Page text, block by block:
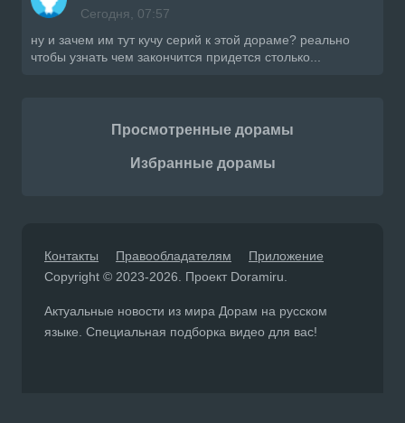
Сегодня, 07:57
ну и зачем им тут кучу серий к этой дораме? реально
чтобы узнать чем закончится придется столько...
Просмотренные дорамы
Избранные дорамы
Контакты Правообладателям
Приложение
Copyright © 2023-2026. Проект Doramiru.
Актуальные новости из мира Дорам на русском
языке. Специальная подборка видео для вас!